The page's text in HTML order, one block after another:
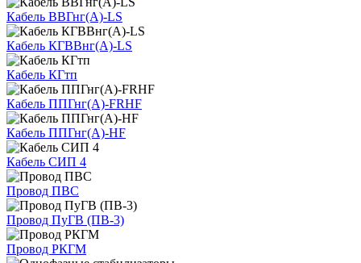
Кабель ВВГнг(А)-LS
Кабель КГВВнг(А)-LS
Кабель КГтп
Кабель ППГнг(А)-FRHF
Кабель ППГнг(А)-HF
Кабель СИП 4
Провод ПВС
Провод ПуГВ (ПВ-3)
Провод РКГМ